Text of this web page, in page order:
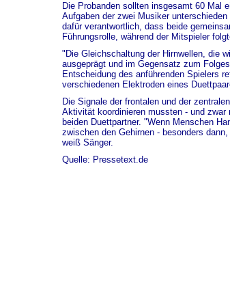
Die Probanden sollten insgesamt 60 Mal
Aufgaben der zwei Musiker
dafür verantwortlich, dass beide
Führungsrolle, während der Mitspieler
"Die Gleichschaltung der Hirnwellen, die
ausgeprägt und im Gegensatz zum
Entscheidung des anführenden Spielers
verschiedenen Elektroden eines
Die Signale der frontalen und der
Aktivität koordinieren mussten - und
beiden Duettpartner. "Wenn Menschen
zwischen den Gehirnen - besonders
weiß Sänger.
Quelle: Pressetext.de